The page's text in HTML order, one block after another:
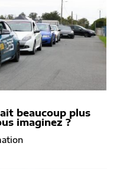
beaucoup plus
imaginez ?